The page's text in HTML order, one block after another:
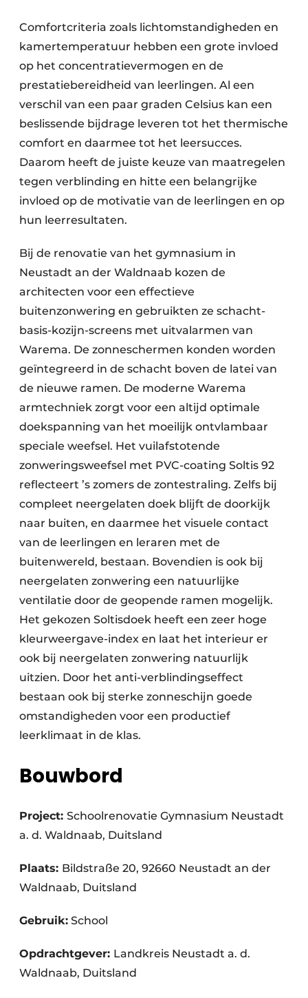
Comfortcriteria zoals lichtomstandigheden en
kamertemperatuur hebben een grote invloed
op het concentratievermogen en de
prestatiebereidheid van leerlingen. Al een
verschil van een paar graden Celsius kan een
beslissende bijdrage leveren tot het thermische
comfort en daarmee tot het leersucces.
Daarom heeft de juiste keuze van maatregelen
tegen verblinding en hitte een belangrijke
invloed op de motivatie van de leerlingen en op
hun leerresultaten.
Bij de renovatie van het gymnasium in
Neustadt an der Waldnaab kozen de
architecten voor een effectieve
buitenzonwering en gebruikten ze schacht-
basis-kozijn-screens met uitvalarmen van
Warema. De zonneschermen konden worden
geïntegreerd in de schacht boven de latei van
de nieuwe ramen. De moderne Warema
armtechniek zorgt voor een altijd optimale
doekspanning van het moeilijk ontvlambaar
speciale weefsel. Het vuilafstotende
zonweringsweefsel met PVC-coating Soltis 92
reflecteert ’s zomers de zontestraling. Zelfs bij
compleet neergelaten doek blijft de doorkijk
naar buiten, en daarmee het visuele contact
van de leerlingen en leraren met de
buitenwereld, bestaan. Bovendien is ook bij
neergelaten zonwering een natuurlijke
ventilatie door de geopende ramen mogelijk.
Het gekozen Soltisdoek heeft een zeer hoge
kleurweergave-index en laat het interieur er
ook bij neergelaten zonwering natuurlijk
uitzien. Door het anti-verblindingseffect
bestaan ook bij sterke zonneschijn goede
omstandigheden voor een productief
leerklimaat in de klas.
Bouwbord
Project: Schoolrenovatie Gymnasium Neustadt
a. d. Waldnaab, Duitsland
Plaats: Bildstraße 20, 92660 Neustadt an der
Waldnaab, Duitsland
Gebruik: School
Opdrachtgever: Landkreis Neustadt a. d.
Waldnaab, Duitsland